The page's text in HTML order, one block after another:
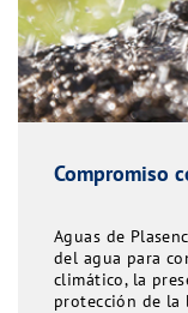
Compromiso
Aguas de
del agua para
climático, la
protección de la